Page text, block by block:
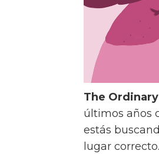
The Ordinary
últimos años
estás
lugar correcto.